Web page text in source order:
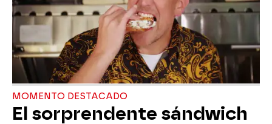
MOMENTO DESTACADO
El sorprendente sándwich